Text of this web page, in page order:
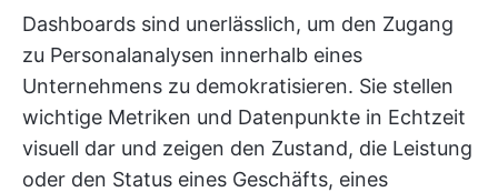
Dashboards sind unerlässlich, um den Zugang
zu Personalanalysen innerhalb eines
Unternehmens zu demokratisieren. Sie stellen
wichtige Metriken und Datenpunkte in Echtzeit
visuell dar und zeigen den Zustand, die Leistung
oder den Status eines Geschäfts, eines